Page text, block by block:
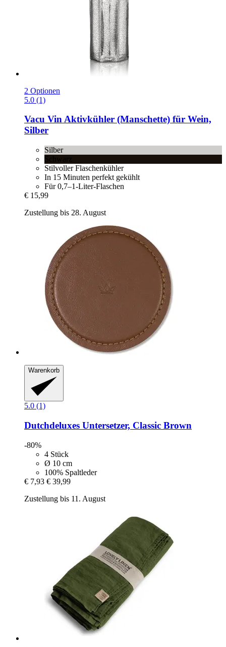
2 Optionen
5.0 (1)
Vacu VinAktivkühler (Manschette) für Wein,
Silber
Silber
Stilvoller Flaschenkühler
In 15 Minuten perfekt gekühlt
Für 0,7–1-Liter-Flaschen
€ 15,99
Zustellung bis 28. August
Warenkorb
5.0 (1)
Dutchdeluxes Untersetzer, Classic Brown
-80%
4 Stück
Ø 10 cm
100% Spaltleder
€ 7,93 € 39,99
Zustellung bis 11. August